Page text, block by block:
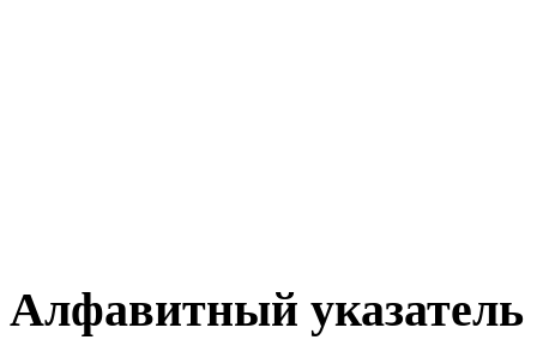
Алфавитный указатель